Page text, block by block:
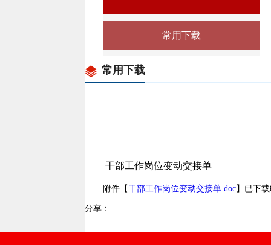
常用下载
常用下载
干部工作岗位变动交接单
附件【干部工作岗位变动交接单.doc】已下载
分享：